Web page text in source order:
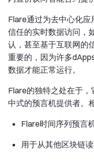
Flare通过为去中心化
信任的实时数据访问，
认，甚至基于互联网的
重要的，因为许多
数据才能正常运行。
Flare的独特之处在于
中式的预言机提供者。
Flare时间序列预言
用于从其他区块链